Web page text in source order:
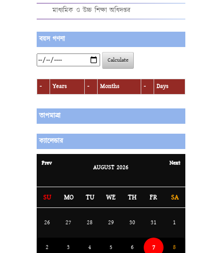
মাধ্যমিক ও উচ্চ শিক্ষা অধিদপ্তর
বয়স গণনা
Calculate
- Years - Months - Days
তাপমাত্রা
ক্যালেন্ডার
Prev
AUGUST 2026
Next
SU MO TU WE TH FR SA
26 27 28 29 30 31 1
2 3 4 5 6 7 8